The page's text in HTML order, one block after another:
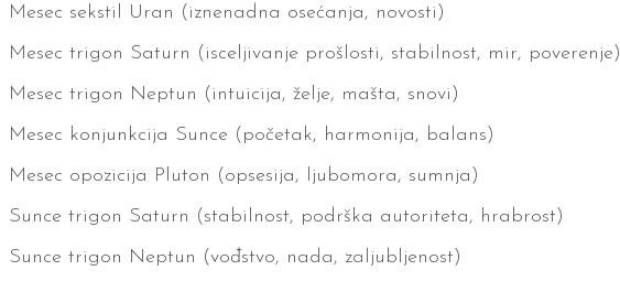
Mesec sekstil Uran (iznenadna osećanja, novosti)
Mesec trigon Saturn (isceljivanje prošlosti, stabilnost, mir, poverenje)
Mesec trigon Neptun (intuicija, želje, mašta, snovi)
Mesec konjunkcija Sunce (početak, harmonija, balans)
Mesec opozicija Pluton (opsesija, ljubomora, sumnja)
Sunce trigon Saturn (stabilnost, podrška autoriteta, hrabrost)
Sunce trigon Neptun (vođstvo, nada, zaljubljenost)